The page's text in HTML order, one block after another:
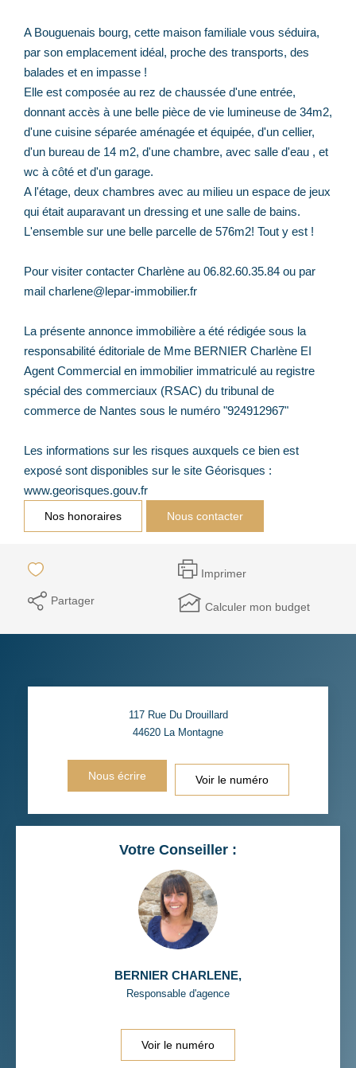
A Bouguenais bourg, cette maison familiale vous séduira,
par son emplacement idéal, proche des transports, des
balades et en impasse !
Elle est composée au rez de chaussée d'une entrée,
donnant accès à une belle pièce de vie lumineuse de 34m2,
d'une cuisine séparée aménagée et équipée, d'un cellier,
d'un bureau de 14 m2, d'une chambre, avec salle d'eau , et
wc à côté et d'un garage.
A l'étage, deux chambres avec au milieu un espace de jeux
qui était auparavant un dressing et une salle de bains.
L'ensemble sur une belle parcelle de 576m2! Tout y est !
Pour visiter contacter Charlène au 06.82.60.35.84 ou par
mail charlene@lepar-immobilier.fr
La présente annonce immobilière a été rédigée sous la
responsabilité éditoriale de Mme BERNIER Charlène EI
Agent Commercial en immobilier immatriculé au registre
spécial des commerciaux (RSAC) du tribunal de
commerce de Nantes sous le numéro "924912967"
Les informations sur les risques auxquels ce bien est
exposé sont disponibles sur le site Géorisques :
www.georisques.gouv.fr
Nos honoraires Nous contacter
Imprimer
Partager Calculer mon budget
117 Rue Du Drouillard
44620 La Montagne
Nous écrire Voir le numéro
Votre Conseiller :
BERNIER CHARLENE,
Responsable d'agence
Voir le numéro